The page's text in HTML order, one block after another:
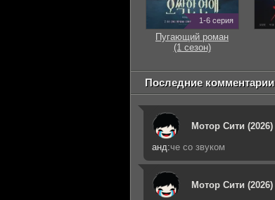
1-6 серия
Пугающий роман
(1 сезон)
Последние комментарии
Мотор Сити (2026)
анд:че со звуком
Мотор Сити (2026)